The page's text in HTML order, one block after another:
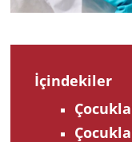
İçindekiler